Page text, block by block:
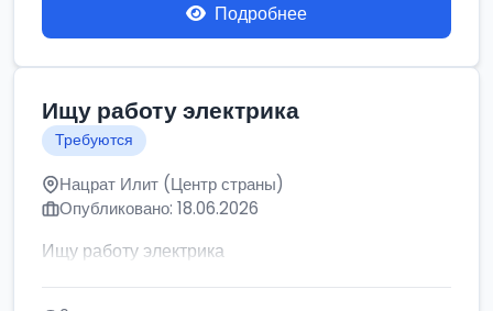
Подробнее
Ищу работу электрика
Требуются
Нацрат Илит (Центр страны)
Опубликовано: 18.06.2026
Ищу работу электрика